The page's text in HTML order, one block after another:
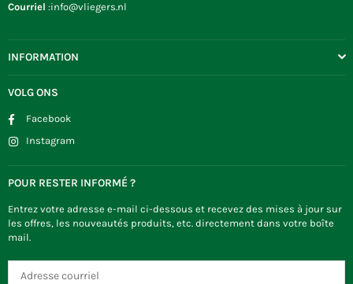
Courriel :info@vliegers.nl
INFORMATION
VOLG ONS
Facebook
Instagram
POUR RESTER INFORMÉ ?
Entrez votre adresse e-mail ci-dessous et recevez des mises à jour sur
les offres, les nouveautés produits, etc. directement dans votre boîte
mail.